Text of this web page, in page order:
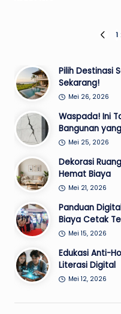
pos
1
Pilih Destinasi
Sekarang!
Mei 26, 2026
Waspada! Ini
Bangunan
Mei 25, 2026
Dekorasi
Hemat Biaya
Mei 21, 2026
Panduan
Biaya Cetak
Mei 15, 2026
Edukasi Anti-
Literasi Digital
Mei 12, 2026